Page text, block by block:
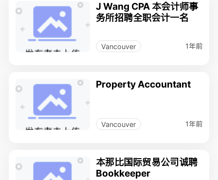
J Wang CPA 本会计师事
务所招聘全职会计一名
Vancouver 1年前
Property Accountant
Vancouver 1年前
本那比国际贸易公司诚聘
Bookkeeper